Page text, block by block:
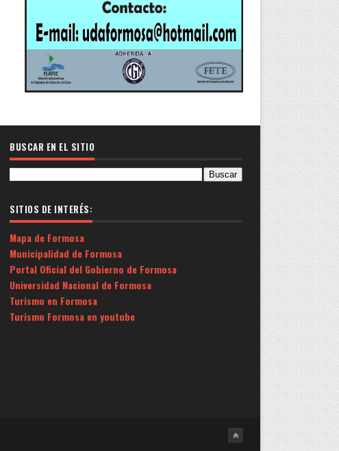
BUSCAR EN EL SITIO
SITIOS DE INTERÉS:
Mapa de Formosa
Municipalidad de Formosa
Portal Oficial del Gobierno de Formosa
Universidad Nacional de Formosa
Turismo en Formosa
Turismo Formosa en youtube